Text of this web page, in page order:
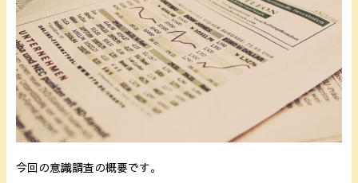
今回の意識調査の概要です。